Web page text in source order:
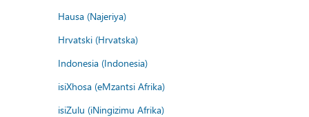
Hausa (Najeriya)
Hrvatski (Hrvatska)
Indonesia (Indonesia)
isiXhosa (eMzantsi Afrika)
isiZulu (iNingizimu Afrika)